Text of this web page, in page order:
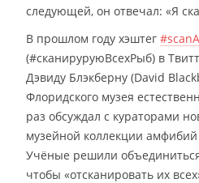
следующей, он отвечал: «Я
В прошлом году хэштег
(#сканируруюВсехРыб) в
Дэвиду Блэкберну (David
Флоридского музея
раз обсуждал с кураторами
музейной коллекции
Учёные решили
чтобы «отсканировать их